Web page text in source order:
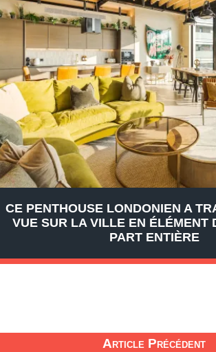
CE PENTHOUSE LONDONIEN A
VUE SUR LA VILLE EN ÉLÉMENT
PART ENTIÈRE
Article Précédent